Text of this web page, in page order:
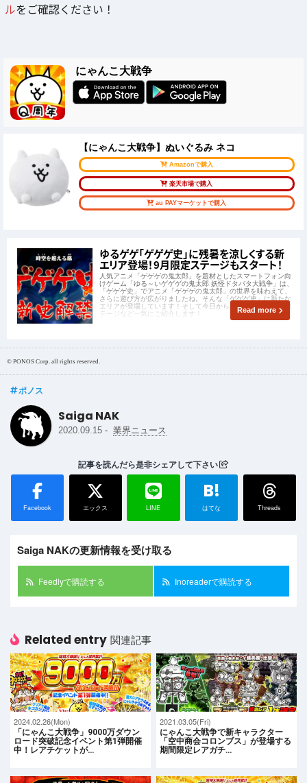
ルをご確認ください！
にゃんこ大戦争
【にゃんこ大戦争】ぬいぐるみ ネコ
Amazonで購入
楽天市場で購入
au PAYマーケットで購入
ゆるゲゲ「ゲゲゲ史」に残暑を涼しくする新
エリア登場！9月限定ステージもスタート！
人気アニメ「ゲゲゲの鬼太郎」を題材としたスマートフォン向
けゲーム「ゆる～いゲゲゲの鬼太郎 妖怪ドタバタ大戦争」は、
「ゲゲゲ史」でアニメ「ゲゲゲの鬼太郎」の世界を味わえて、
さらに遊び方が広がりましたね。そんな「ゲゲゲ史」に新たな
エリアが登場しています！そして今日から9月突入。9月限定ス
テージなど一気にご紹介します！ Read more
© PONOS Corp. all rights reserved.
ポノス
Saiga NAK
2020.09.15 - 業界ニュース
記事を読んだら是非シェアして下さい
Facebook エックス LINE
B!
はてな Threads
Saiga NAKの更新情報を受け取る
Feedlyで購読する Inoreaderで購読する
Related entry 関連記事
2024.02.26(Mon)
「にゃんこ大戦争」9000万ダウン
ロード突破記念イベント第1弾開催
中！レアチケットが…
2021.03.05(Fri)
にゃんこ大戦争で新キャラクター
「空中商会コロンブス」が登場する
期間限定レアガチ…